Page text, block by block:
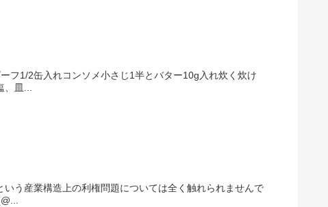
フ1/2缶入れコンソメ小さじ1半とバター10g入れ炊く炊け
、皿...
う産業構造上の利権問題については全く触れられませんで